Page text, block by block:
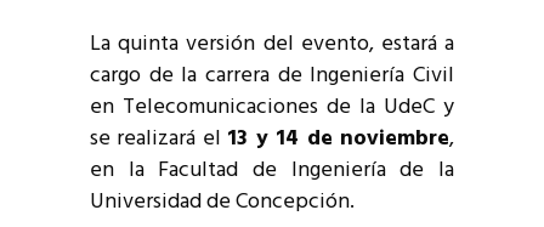
La quinta versión del evento, estará a
cargo de la carrera de Ingeniería Civil
en Telecomunicaciones de la UdeC y
se realizará el 13 y 14 de noviembre,
en la Facultad de Ingeniería de la
Universidad de Concepción.